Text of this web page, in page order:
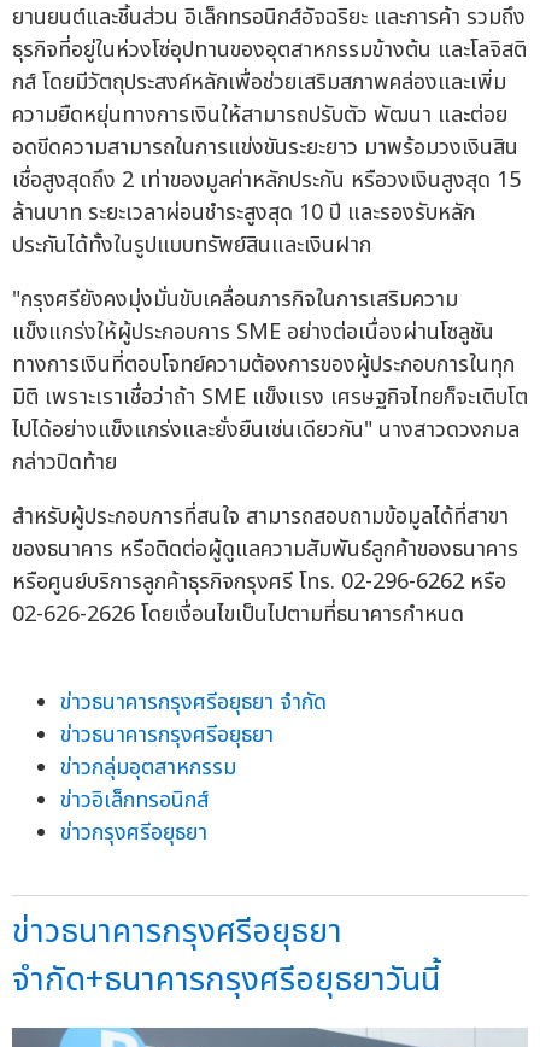
ยานยนต์และชิ้นส่วน อิเล็กทรอนิกส์อัจฉริยะ และการค้า รวมถึง
ธุรกิจที่อยู่ในห่วงโซ่อุปทานของอุตสาหกรรมข้างต้น และโลจิสติ
กส์ โดยมีวัตถุประสงค์หลักเพื่อช่วยเสริมสภาพคล่องและเพิ่ม
ความยืดหยุ่นทางการเงินให้สามารถปรับตัว พัฒนา และต่อย
อดขีดความสามารถในการแข่งขันระยะยาว มาพร้อมวงเงินสิน
เชื่อสูงสุดถึง 2 เท่าของมูลค่าหลักประกัน หรือวงเงินสูงสุด 15
ล้านบาท ระยะเวลาผ่อนชำระสูงสุด 10 ปี และรองรับหลัก
ประกันได้ทั้งในรูปแบบทรัพย์สินและเงินฝาก
"กรุงศรียังคงมุ่งมั่นขับเคลื่อนภารกิจในการเสริมความ
แข็งแกร่งให้ผู้ประกอบการ SME อย่างต่อเนื่องผ่านโซลูชัน
ทางการเงินที่ตอบโจทย์ความต้องการของผู้ประกอบการในทุก
มิติ เพราะเราเชื่อว่าถ้า SME แข็งแรง เศรษฐกิจไทยก็จะเติบโต
ไปได้อย่างแข็งแกร่งและยั่งยืนเช่นเดียวกัน" นางสาวดวงกมล
กล่าวปิดท้าย
สำหรับผู้ประกอบการที่สนใจ สามารถสอบถามข้อมูลได้ที่สาขา
ของธนาคาร หรือติดต่อผู้ดูแลความสัมพันธ์ลูกค้าของธนาคาร
หรือศูนย์บริการลูกค้าธุรกิจกรุงศรี โทร. 02-296-6262 หรือ
02-626-2626 โดยเงื่อนไขเป็นไปตามที่ธนาคารกำหนด
ข่าวธนาคารกรุงศรีอยุธยา จำกัด
ข่าวธนาคารกรุงศรีอยุธยา
ข่าวกลุ่มอุตสาหกรรม
ข่าวอิเล็กทรอนิกส์
ข่าวกรุงศรีอยุธยา
ข่าวธนาคารกรุงศรีอยุธยา
จำกัด+ธนาคารกรุงศรีอยุธยาวันนี้